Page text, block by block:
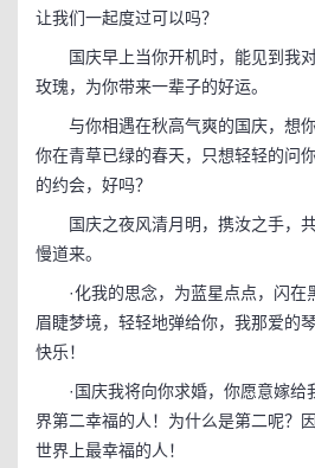
让我们一起度过可以吗？
国庆早上当你开机时，能见到我对
玫瑰，为你带来一辈子的好运。
与你相遇在秋高气爽的国庆，想你
你在青草已绿的春天，只想轻轻的
的约会，好吗？
国庆之夜风清月明，携汝之手，共
慢道来。
·化我的思念，为蓝星点点，闪在
眉睫梦境，轻轻地弹给你，我那爱的
快乐！
·国庆我将向你求婚，你愿意嫁给
界第二幸福的人！为什么是第二呢？
世界上最幸福的人！